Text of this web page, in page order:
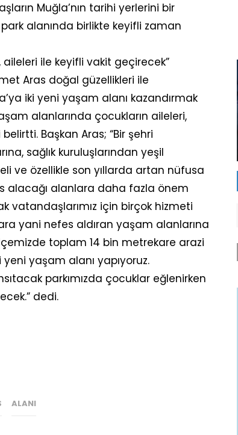
Muğla’nın tarihi yerlerini bir
alanında birlikte keyifli zaman
aileleri ile keyifli vakit geçirecek”
Aras doğal güzellikleri ile
iki yeni yaşam alanı kazandırmak
alanlarında çocukların aileleri,
Başkan Aras; “Bir şehri
sağlık kuruluşlarından yeşil
ve özellikle son yıllarda artan nüfusa
alacağı alanlara daha fazla önem
vatandaşlarımız için birçok hizmeti
yani nefes aldıran yaşam alanlarına
toplam 14 bin metrekare arazi
yaşam alanı yapıyoruz.
parkımızda çocuklar eğlenirken
dedi.
ALANI